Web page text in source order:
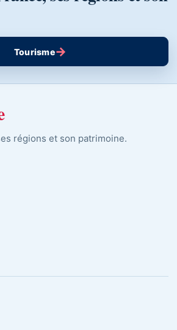
Tourisme→
régions et son patrimoine.